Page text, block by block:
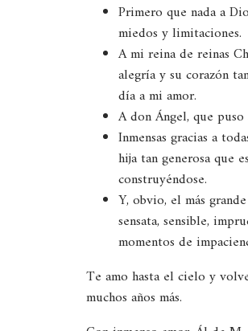
Primero que nada a
miedos y limitaciones.
A mi reina de reinas
alegría y su corazón
día a mi amor.
A don Ángel, que
Inmensas gracias a
hija tan generosa que
construyéndose.
Y, obvio, el más
sensata, sensible,
momentos de
Te amo hasta el cielo y
muchos años más.